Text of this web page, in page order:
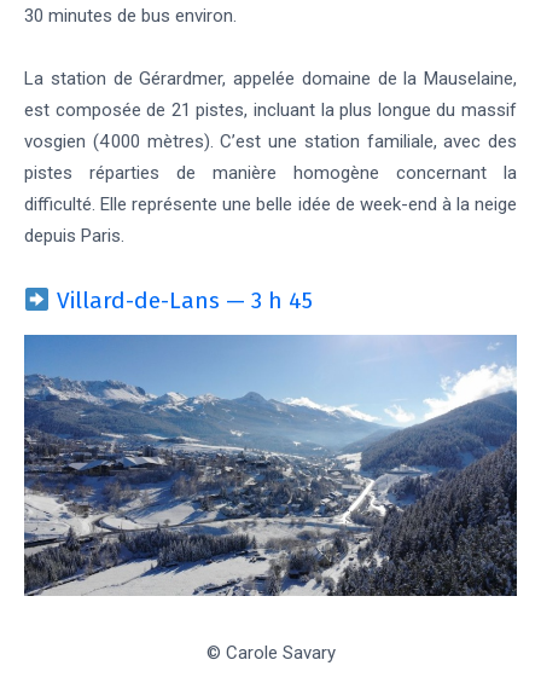
30 minutes de bus environ.
La station de Gérardmer, appelée domaine de la Mauselaine,
est composée de 21 pistes, incluant la plus longue du massif
vosgien (4 000 mètres). C’est une station familiale, avec des
pistes réparties de manière homogène concernant la
difficulté. Elle représente une belle idée de week-end à la neige
depuis Paris.
Villard-de-Lans — 3 h 45
© Carole Savary